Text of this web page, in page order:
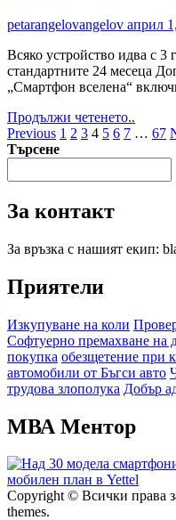
и
за
в
на
petarangelovangelov април
Всяко устройство идва с 3
стандартните 24 месеца
„Смартфон вселена“
Продължи четенето..
more
30
са
без
план
в
Yettel
Разделяне
на
публикациите
на
Previous 1 2 3 4 5 6 7 … 67
Търсене
За контакт
За връзка с нашият екип:
Приятели
Изкупуване на коли
Софтуерно премахване на
покупка обезщетение при
автомобили от Бъгси авто
трудова злополука Добър
МВА Ментор
Copyright © Всички права
themes.